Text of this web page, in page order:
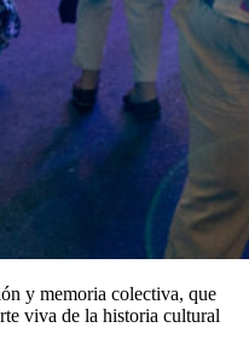
y memoria colectiva, que
viva de la historia cultural